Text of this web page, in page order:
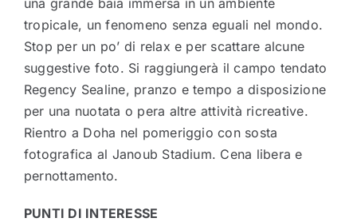
tropicale, un fenomeno senza eguali nel mondo.
Stop per un po’ di relax e per scattare alcune
suggestive foto. Si raggiungerà il campo tendato
Regency Sealine, pranzo e tempo a disposizione
per una nuotata o pera altre attività ricreative.
Rientro a Doha nel pomeriggio con sosta
fotografica al Janoub Stadium. Cena libera e
pernottamento.
PUNTI DI INTERESSE